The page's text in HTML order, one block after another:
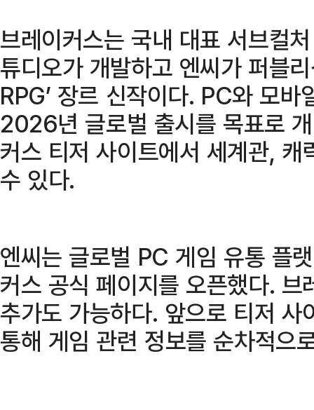
브레이커스는 국내 대표 서브컬
튜디오가 개발하고 엔씨가 퍼블
RPG’ 장르 신작이다. PC와 모
2026년 글로벌 출시를 목표로
커스 티저 사이트에서 세계관,
수 있다.
엔씨는 글로벌 PC 게임 유통 플
커스 공식 페이지를 오픈했다.
추가도 가능하다. 앞으로 티저
통해 게임 관련 정보를 순차적으